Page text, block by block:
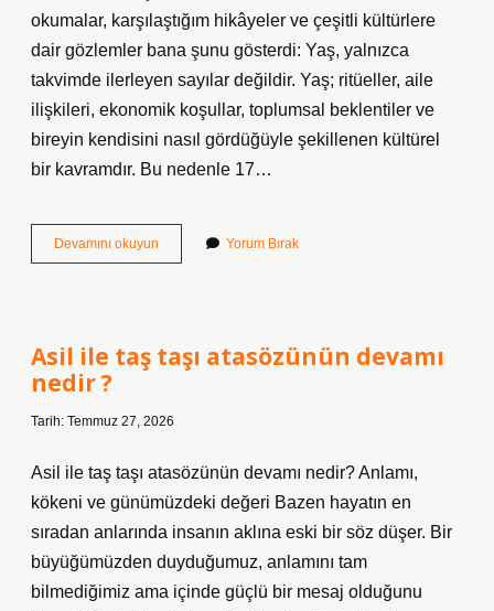
okumalar, karşılaştığım hikâyeler ve çeşitli kültürlere
dair gözlemler bana şunu gösterdi: Yaş, yalnızca
takvimde ilerleyen sayılar değildir. Yaş; ritüeller, aile
ilişkileri, ekonomik koşullar, toplumsal beklentiler ve
bireyin kendisini nasıl gördüğüyle şekillenen kültürel
bir kavramdır. Bu nedenle 17…
Devamını okuyun
yaş
Yorum Bırak
Asil ile taş taşı atasözünün devamı
nedir ?
Tarih: Temmuz 27, 2026
Asil ile taş taşı atasözünün devamı nedir? Anlamı,
kökeni ve günümüzdeki değeri Bazen hayatın en
sıradan anlarında insanın aklına eski bir söz düşer. Bir
büyüğümüzden duyduğumuz, anlamını tam
bilmediğimiz ama içinde güçlü bir mesaj olduğunu